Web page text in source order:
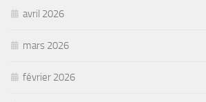
avril 2026
mars 2026
février 2026